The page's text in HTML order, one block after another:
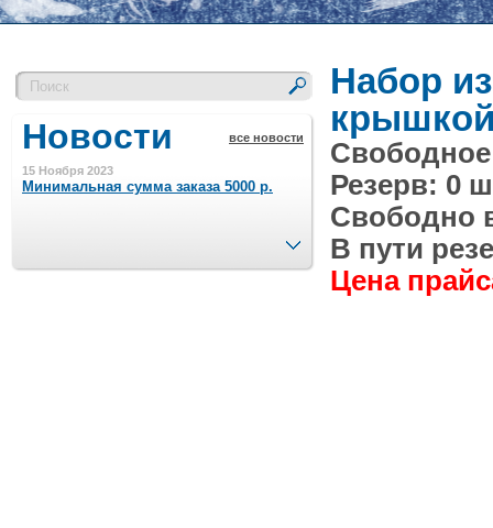
Новости все новости
15 Ноября 2023
Минимальная сумма заказа 5000 р.
Шляпные коробочки производим
След.
Набор
Свободное
Резерв: 0
Свободно
В пути
Цена